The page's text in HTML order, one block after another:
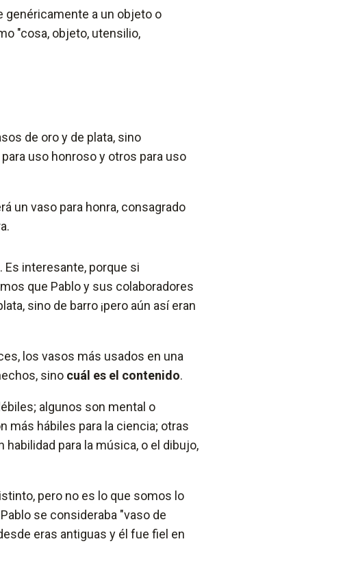
genéricamente a un objeto o
"cosa, objeto, utensilio,
de oro y de plata, sino
uso honroso y otros para uso
un vaso para honra, consagrado
Es interesante, porque si
que Pablo y sus colaboradores
sino de barro ¡pero aún así eran
los vasos más usados en una
sino cuál es el contenido.
algunos son mental o
más hábiles para la ciencia; otras
para la música, o el dibujo,
pero no es lo que somos lo
se consideraba "vaso de
eras antiguas y él fue fiel en